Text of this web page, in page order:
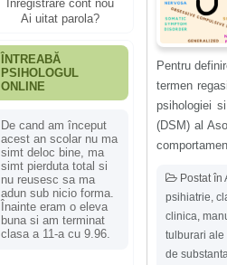
Înregistrare cont nou
Ai uitat parola?
ÎNTREABĂ
PSIHOLOGUL
ONLINE
De cand am început
acest an scolar nu ma
simt deloc bine, ma
simt pierduta total si
nu reusesc sa ma
adun sub nicio forma.
Înainte eram o eleva
buna si am terminat
clasa a 11-a cu 9.96.
Pentru
termen
psihologiei
(DSM) al
Postat în
psihiatrie
clinica
tulburari
de